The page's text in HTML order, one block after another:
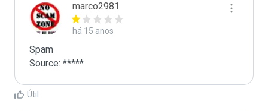
marco2981
há 15 anos
Spam
Source: *****
Útil